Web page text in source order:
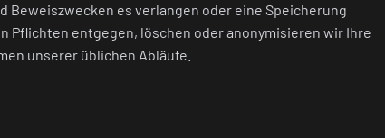
es verlangen oder eine Speicherung
entgegen, löschen oder anonymisieren wir Ihre
unserer üblichen Abläufe.